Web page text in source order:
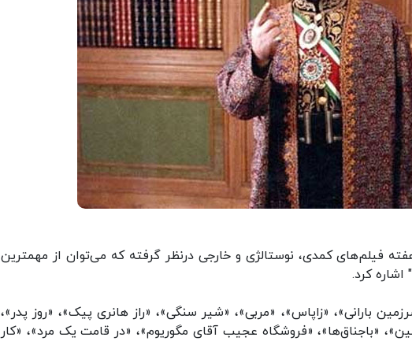
هفته فیلم‌های کمدی، نوستالژی و خارجی درنظر گرفته که می‌توان از مهمترین
کرد.
بارانی»، «زاپاس»، «مربی»، «شیر سنگی»، «راز هانری پیک»، «روز پدر»،
«باجناق‌ها»، «فروشگاه عجیب آقای مگوریوم»، «در قامت یک مرد»، «کار